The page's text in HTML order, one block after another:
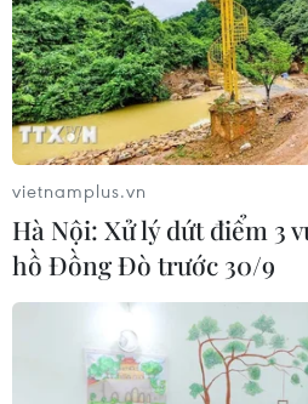
vietnamplus.vn
Hà Nội: Xử lý dứt điểm 3
hồ Đồng Đò trước 30/9